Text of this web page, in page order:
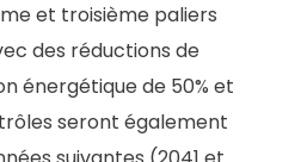
et troisième paliers
des réductions de
énergétique de 50% et
seront également